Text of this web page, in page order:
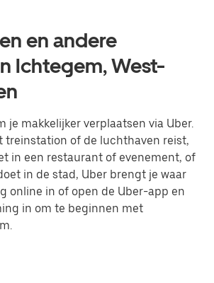
en andere
Ichtegem, West-
je makkelijker verplaatsen via Uber.
treinstation of de luchthaven reist,
in een restaurant of evenement, of
in de stad, Uber brengt je waar
online in of open de Uber-app en
in om te beginnen met